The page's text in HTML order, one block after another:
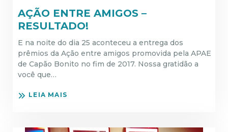
AÇÃO ENTRE AMIGOS –
RESULTADO!
E na noite do dia 25 aconteceu a entrega dos
prêmios da Ação entre amigos promovida pela APAE
de Capão Bonito no fim de 2017. Nossa gratidão a
você que…
LEIA MAIS